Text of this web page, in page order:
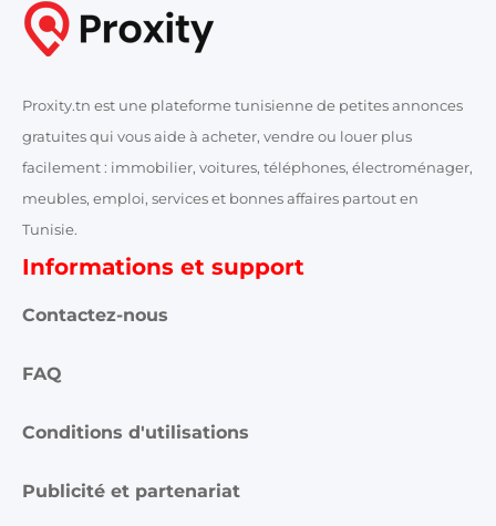
Proxity.tn est une plateforme tunisienne de petites annonces
gratuites qui vous aide à acheter, vendre ou louer plus
facilement : immobilier, voitures, téléphones, électroménager,
meubles, emploi, services et bonnes affaires partout en
Tunisie.
Informations et support
Contactez-nous
FAQ
Conditions d'utilisations
Publicité et partenariat